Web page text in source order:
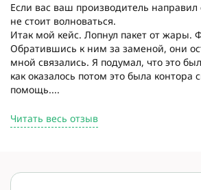
Если вас ваш производитель
не стоит волноваться.
Итак мой кейс. Лопнул пакет от жары.
Обратившись к ним за заменой, они
мной связались. Я подумал, что это
как оказалось потом это была контора
помощь....
Читать весь отзыв